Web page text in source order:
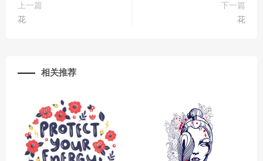
上一篇
花
下一篇
花
相关推荐